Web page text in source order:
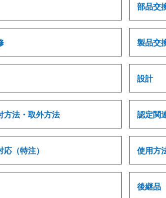
部品交
製品交
設計
方法・取外方法 認定関
（特注） 使用方
後継品